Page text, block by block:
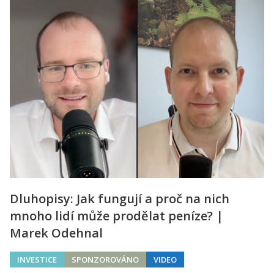
Dluhopisy: Jak fungují a proč na nich
mnoho lidí může prodělat peníze? |
Marek Odehnal
INVESTICE SPONZOROVÁNO VIDEO